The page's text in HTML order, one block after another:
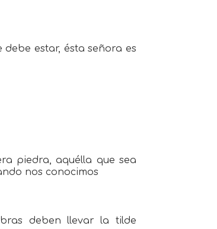
estar, ésta señora es
piedra, aquélla que sea
nos conocimos
deben llevar la tilde